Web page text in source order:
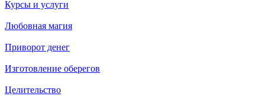
Курсы и услуги
Любовная магия
Приворот денег
Изготовление оберегов
Целительство